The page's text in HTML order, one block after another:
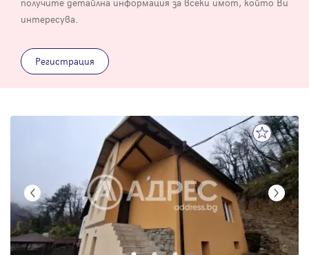
интересува.
Регистрация